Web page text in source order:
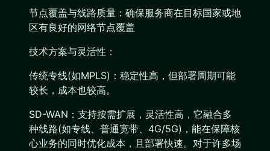
节点覆盖与线路质量：确保服务商在目标国家或地
区有良好的网络节点覆盖
技术方案与灵活性：
传统专线(如MPLS)：稳定性高，但部署周期可能
较长，成本也较高。
SD-WAN：支持按需扩展，灵活性高，它融合多
种线路(如专线、普通宽带、4G/5G)，能在保障核
心业务的同时优化成本，且部署快速。对于许多场